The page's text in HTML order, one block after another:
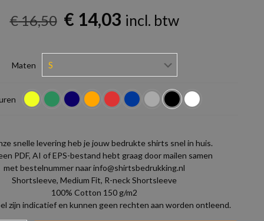
€16,50 Oorspronkelijke
was:
€ 16,50.
€ 14,03Huidige
is:
€ 14,03.
incl. btw
Maten
snelle levering heb je jouw bedrukte shirts snel in huis.
PDF, AI of EPS-bestand hebt graag door mailen samen
met bestelnummer naar info@shirtsbedrukking.nl
Shortsleeve, Medium Fit, R-neck Shortsleeve
100% Cotton 150 g/m2
zijn indicatief en kunnen geen rechten aan worden ontleend.